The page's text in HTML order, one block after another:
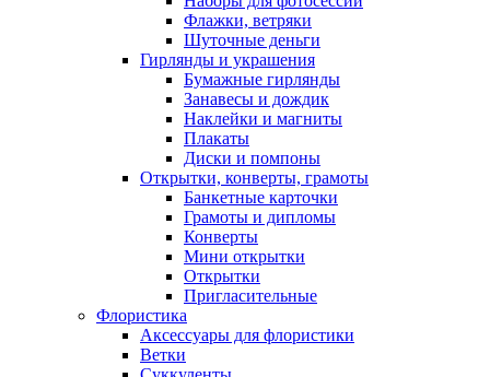
Флажки, ветряки
Шуточные деньги
Гирлянды и украшения
Бумажные гирлянды
Занавесы и дождик
Наклейки и магниты
Плакаты
Диски и помпоны
Открытки, конверты, грамоты
Банкетные карточки
Грамоты и дипломы
Конверты
Мини открытки
Открытки
Пригласительные
Флористика
Аксессуары для флористики
Ветки